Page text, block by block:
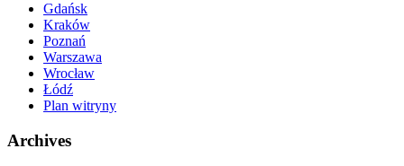
Gdańsk
Kraków
Poznań
Warszawa
Wrocław
Łódź
Plan witryny
Archives